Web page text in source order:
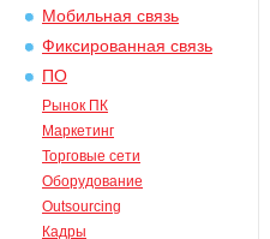
Мобильная связь
Фиксированная связь
ПО
Рынок ПК
Маркетинг
Торговые сети
Оборудование
Outsourcing
Кадры